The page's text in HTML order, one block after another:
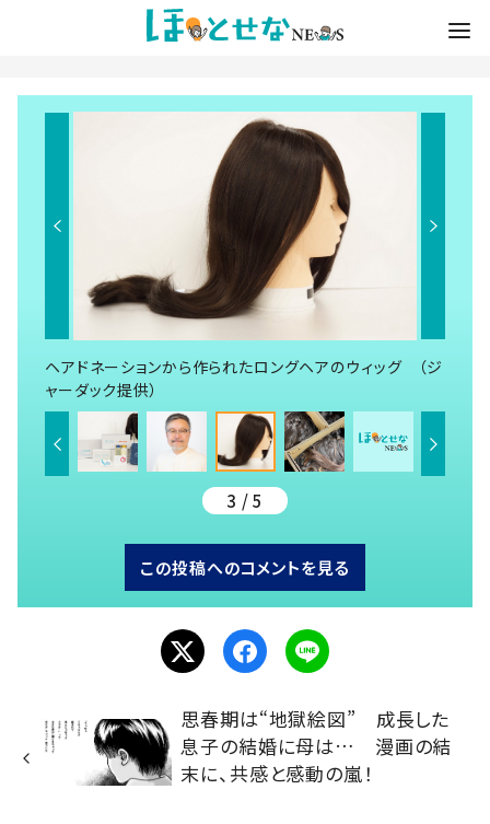
ヘアドネーションから作られたロングヘアのウィッグ （ジ
ャーダック提供）
3 / 5
この投稿へのコメントを見る
思春期は“地獄絵図” 成長した
息子の結婚に母は… 漫画の結
末に、共感と感動の嵐！